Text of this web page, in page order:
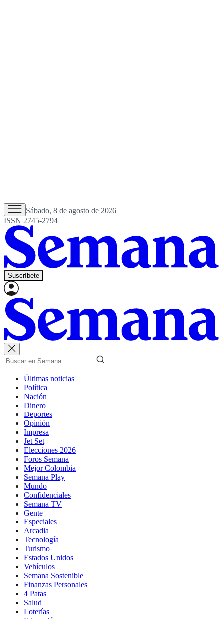
Sábado, 8 de agosto de 2026
ISSN 2745-2794
Suscríbete
Últimas noticias
Política
Nación
Dinero
Deportes
Opinión
Impresa
Jet Set
Elecciones 2026
Foros Semana
Mejor Colombia
Semana Play
Mundo
Confidenciales
Semana TV
Gente
Especiales
Arcadia
Tecnología
Turismo
Estados Unidos
Vehículos
Semana Sostenible
Finanzas Personales
4 Patas
Salud
Loterías